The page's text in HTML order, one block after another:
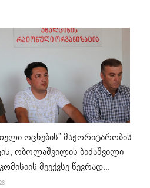
ოცნების” მაჟორიტარობის
ობოლაშვილის ბიძაშვილი
მეექვსე წევრად...